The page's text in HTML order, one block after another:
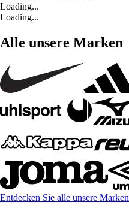
Loading...
Loading...
Alle unsere Marken
Entdecken Sie alle unsere Marken